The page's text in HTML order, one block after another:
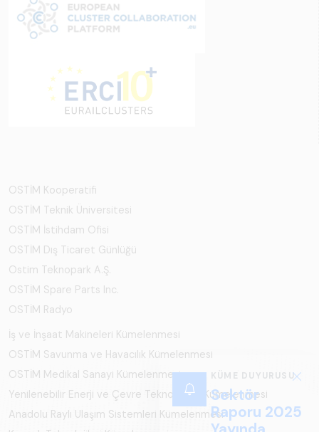
KÜME DUYURUSU
Sektör
Raporu 2025
OSTİM Kooperatifi
OSTİM Teknik Üniversitesi
OSTİM İstihdam Ofisi
OSTİM Dış Ticaret Günlüğü
Ostim Teknopark A.Ş.
OSTİM Spare Parts Inc.
OSTİM Radyo
İş ve İnşaat Makineleri Kümelenmesi
OSTİM Savunma ve Havacılık Kümelenmesi
OSTİM Medikal Sanayi Kümelenmesi
Yenilenebilir Enerji ve Çevre Teknolojileri Kümelenmesi
Anadolu Raylı Ulaşım Sistemleri Kümelenmesi